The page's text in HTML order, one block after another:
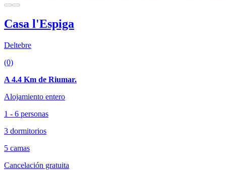
Casa l'Espiga
Deltebre
(0)
A 4.4 Km de Riumar.
Alojamiento entero
1 - 6 personas
3 dormitorios
5 camas
Cancelación gratuita